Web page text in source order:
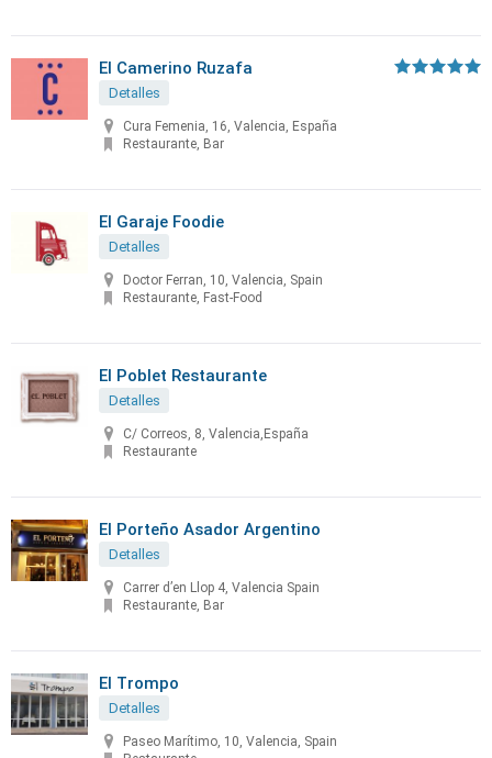
El Camerino Ruzafa
Detalles
Cura Femenia, 16, Valencia, España
Restaurante, Bar
El Garaje Foodie
Detalles
Doctor Ferran, 10, Valencia, Spain
Restaurante, Fast-Food
El Poblet Restaurante
Detalles
C/ Correos, 8, Valencia,España
Restaurante
El Porteño Asador Argentino
Detalles
Carrer d’en Llop 4, Valencia Spain
Restaurante, Bar
El Trompo
Detalles
Paseo Marítimo, 10, Valencia, Spain